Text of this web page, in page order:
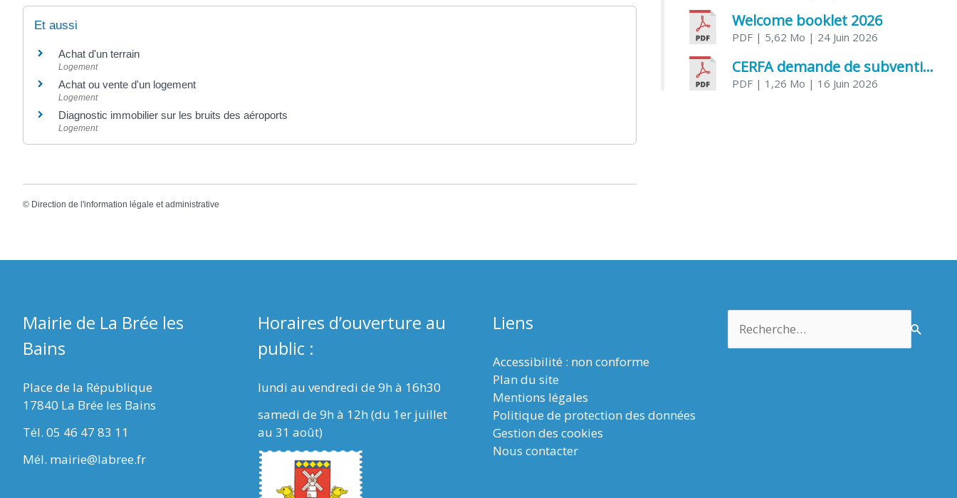
Et aussi
Achat d'un terrain
Logement
Achat ou vente d'un logement
Logement
Diagnostic immobilier sur les bruits des aéroports
Logement
© Direction de l'information légale et administrative
Welcome booklet 2026
PDF | 5,62 Mo | 24 Juin 2026
CERFA demande de subvention association
PDF | 1,26 Mo | 16 Juin 2026
Mairie de La Brée les
Bains
Place de la République
17840 La Brée les Bains
Tél. 05 46 47 83 11
Mél. mairie@labree.fr
Horaires d’ouverture au
public :
lundi au vendredi de 9h à 16h30
samedi de 9h à 12h (du 1er juillet
au 31 août)
Liens
Accessibilité : non conforme
Plan du site
Mentions légales
Politique de protection des données
Gestion des cookies
Nous contacter